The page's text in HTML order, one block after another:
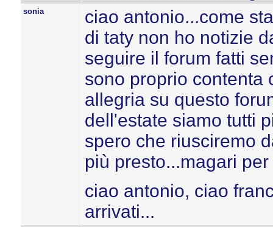
sonia
ciao antonio...come
di taty non ho notizie
seguire il forum fatti
sono proprio contenta
allegria su questo
dell'estate siamo tutti
spero che riusciremo
più presto...magari
ciao antonio, ciao
arrivati...